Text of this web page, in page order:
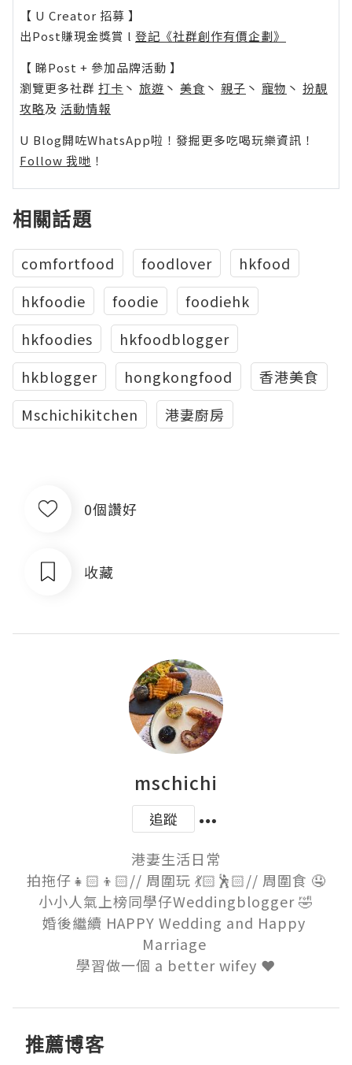
【 U Creator 招募 】
出Post賺現金獎賞 l 登記《社群創作有價企劃》
【 睇Post + 參加品牌活動 】
瀏覽更多社群 打卡 丶 旅遊 丶 美食 丶 親子 丶 寵物 丶 扮靚
攻略及 活動情報
U Blog開咗WhatsApp啦！發掘更多吃喝玩樂資訊！
Follow 我哋 ！
相關話題
comfortfood foodlover
hkfood
hkfoodie
foodie
foodiehk
hkfoodies
hkfoodblogger
hkblogger
hongkongfood
香港美食
Mschichikitchen
港妻廚房
0個讚好
收藏
mschichi
追蹤
港妻生活日常
拍拖仔👧🏻👦🏻// 周圍玩 💃🏻🕺🏻// 周圍食 🤤
小小人氣上榜同學仔Weddingblogger 🤣
婚後繼續 HAPPY Wedding and Happy
Marriage
學習做一個 a better wifey ❤️
推薦博客